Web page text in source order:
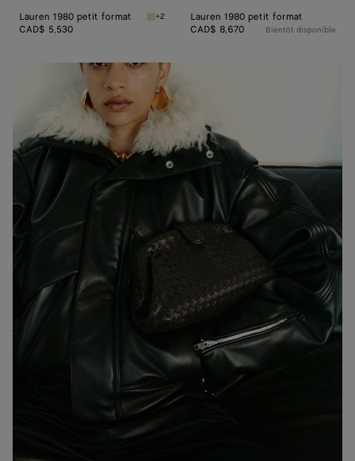
Lauren 1980 petit format Sour Lauren 1980 petit format
+2
CAD$ 5,530
Lauren 1980 petit format
CAD$ 8,670
Bientôt disponible